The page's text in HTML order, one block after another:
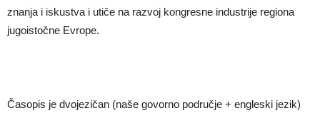
znanja i iskustva i utiče na razvoj kongresne industrije regiona
jugoistočne Evrope.
Časopis je dvojezičan (naše govorno područje + engleski jezik)